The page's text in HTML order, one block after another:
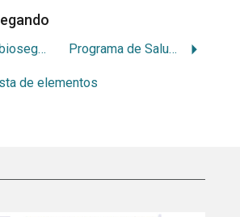
Alginato y bioseguridad Programa de Salud Bucal en el Jardin Gabriela Mistral
de elementos